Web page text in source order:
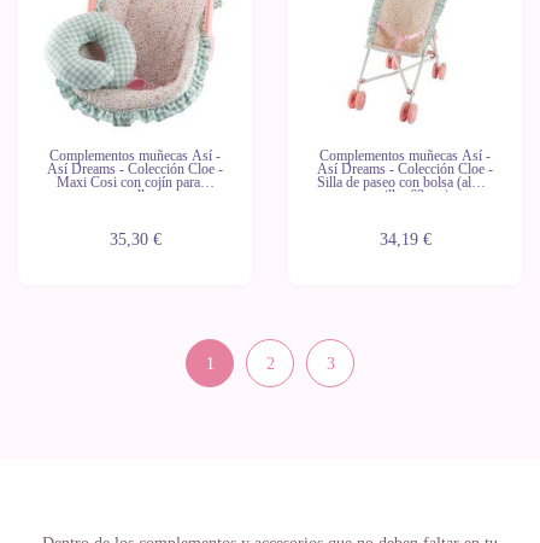
Complementos muñecas Así -
Así Dreams - Colección Cloe -
Maxi Cosi con cojín para el
cuello
35,30 €
Complementos muñecas Así -
Así Dreams - Colección Cloe -
Silla de paseo con bolsa (altura
manillar 62 cm)
34,19 €
1 2 3